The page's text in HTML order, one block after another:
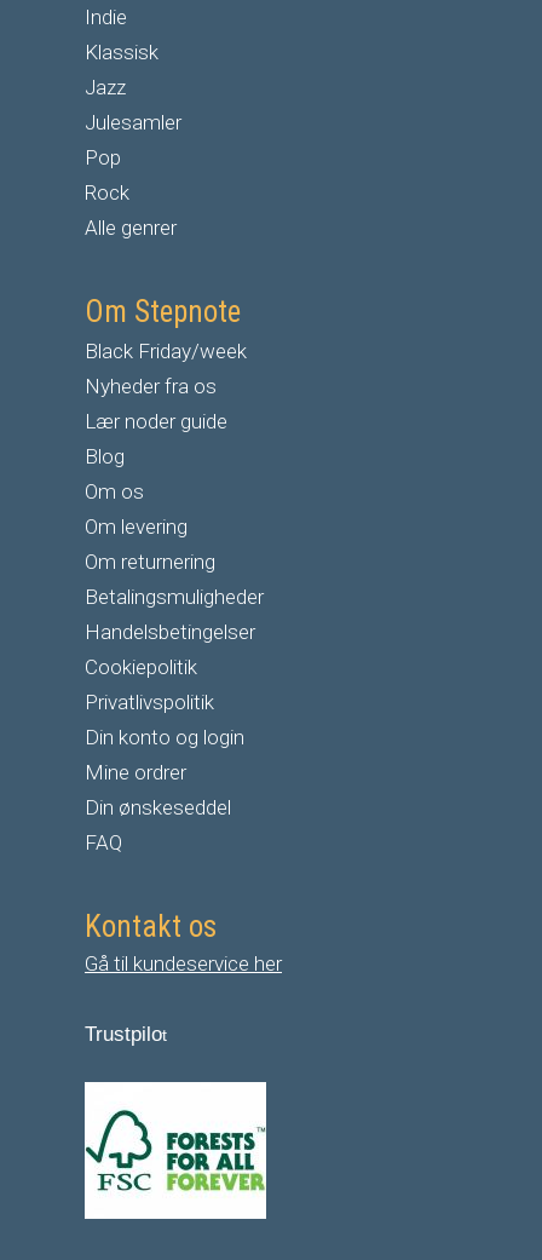
Indie
Klassisk
Jazz
Julesamler
Pop
Rock
Alle genrer
Om Stepnote
Black Friday/week
Nyheder fra os
Lær noder guide
Blog
Om os
Om levering
Om returnering
Betalingsmuligheder
Handelsbetingelser
Cookiepolitik
Privatlivspolitik
Din konto og login
Mine ordrer
Din ønskeseddel
FAQ
Kontakt os
Gå til kundeservice her
Trustpilot